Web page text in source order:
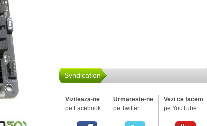
Syndication
Viziteaza-ne
pe Facebook
Urmareste-ne
pe Twitter
Vezi ce facem
pe YouTube